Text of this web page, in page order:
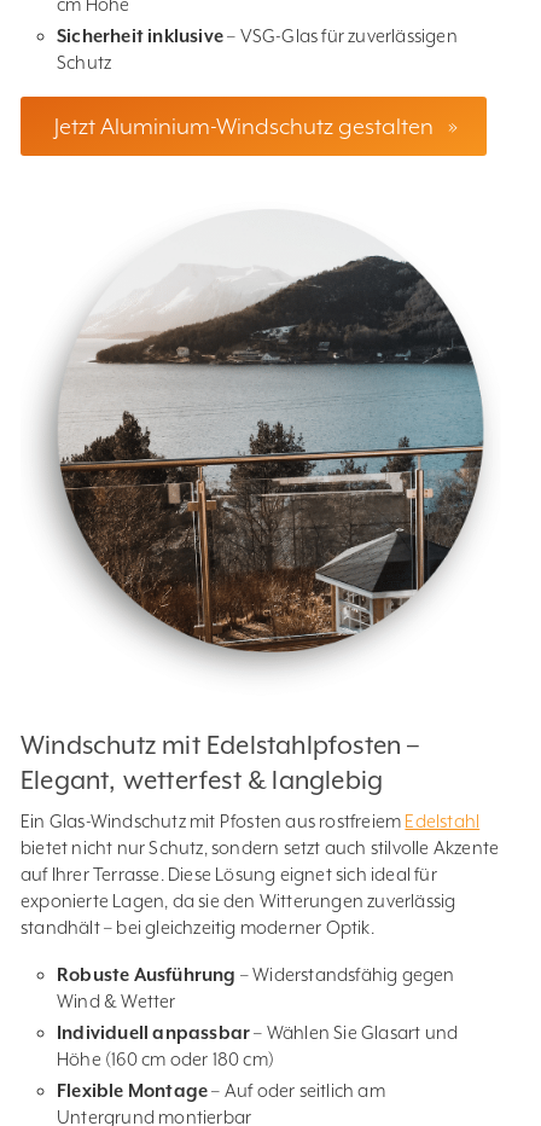
Sicherheit inklusive– VSG-Glas für zuverlässigen
Schutz
Jetzt Aluminium-Windschutz gestalten »
Windschutz mit Edelstahlpfosten –
Elegant, wetterfest & langlebig
Ein Glas-Windschutz mit Pfosten aus rostfreiem Edelstahl
bietet nicht nur Schutz, sondern setzt auch stilvolle Akzente
auf Ihrer Terrasse. Diese Lösung eignet sich ideal für
exponierte Lagen, da sie den Witterungen zuverlässig
standhält – bei gleichzeitig moderner Optik.
Robuste Ausführung – Widerstandsfähig gegen
Wind & Wetter
Individuell anpassbar– Wählen Sie Glasart und
Höhe (160 cm oder 180 cm)
Flexible Montage– Auf oder seitlich am
Untergrund montierbar